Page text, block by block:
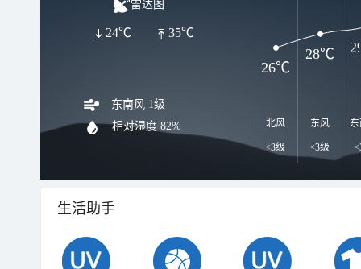
雷达图
35℃
24℃
东南风 1级
相对湿度 82% 北风
<3级
东风
<3级
26℃
28℃
生活助手